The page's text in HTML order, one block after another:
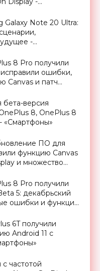
Galaxy Note 20 Ultra:
-
8 Pro получили
исправили ошибки,
Canvas и патч
версия
8, OnePlus 8
«Смартфоны»
ПО для
функцию Canvas
и множество
8 Pro получили
5: декабрьский
ошибки и функция
6T получили
Android 11 c
частотой